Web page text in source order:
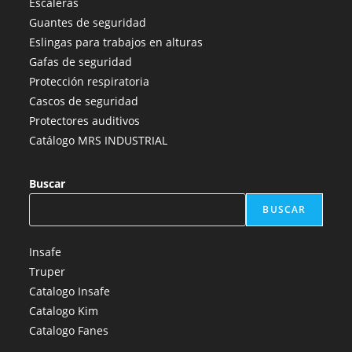
una
nueva
pestaña
una
nueva
pestaña
una
nueva
pestaña
nueva
Guantes de seguridad
Eslingas para trabajos en alturas
Gafas de seguridad
Protección respiratoria
Cascos de seguridad
Protectores auditivos
Catálogo MRS INDUSTRIAL
Buscar
BUSCAR
Insafe
Truper
Catalogo Insafe
Catalogo Kim
Catalogo Fanes